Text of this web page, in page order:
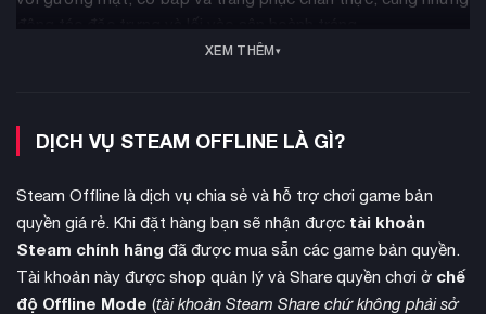
XEM THÊM
DỊCH VỤ STEAM OFFLINE LÀ GÌ?
Steam Offline là dịch vụ chia sẻ và hỗ trợ chơi game bản
quyền giá rẻ. Khi đặt hàng bạn sẽ nhận được tài khoản
Steam chính hãng đã được mua sẵn các game bản quyền.
Tài khoản này được shop quản lý và Share quyền chơi ở chế
độ Offline Mode (tài khoản Steam Share chứ không phải sở